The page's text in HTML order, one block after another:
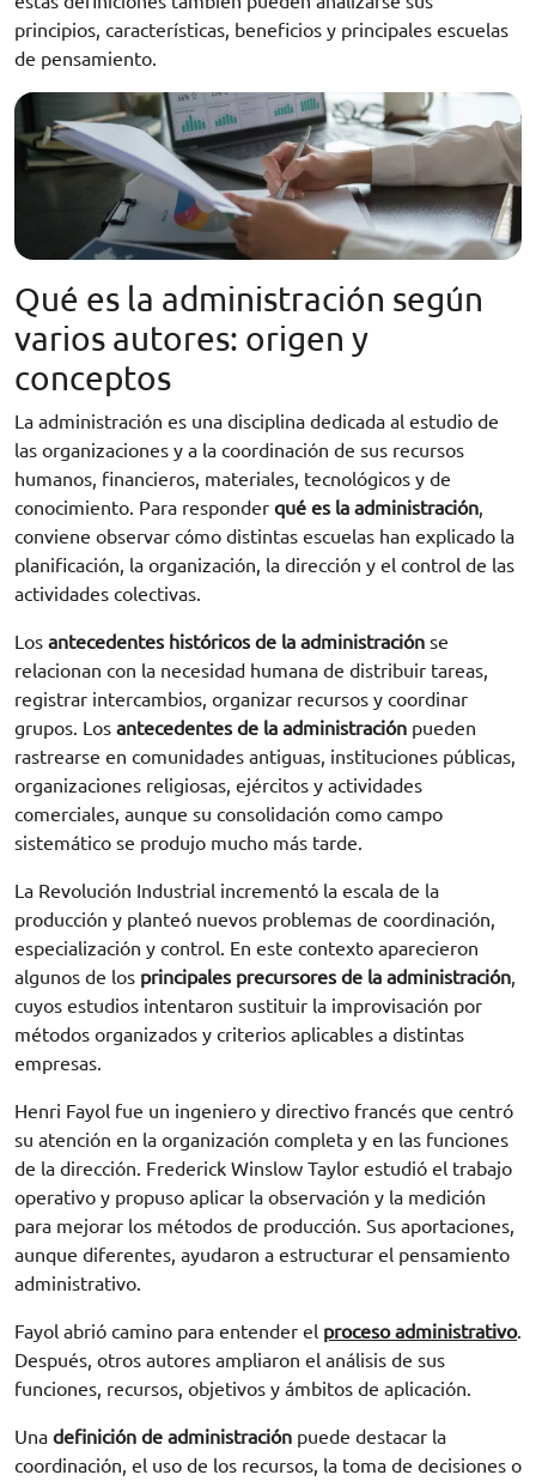
principios, características, beneficios y principales escuelas
de pensamiento.
Qué es la administración según
varios autores: origen y
conceptos
La administración es una disciplina dedicada al estudio de
las organizaciones y a la coordinación de sus recursos
humanos, financieros, materiales, tecnológicos y de
conocimiento. Para responder qué es la administración,
conviene observar cómo distintas escuelas han explicado la
planificación, la organización, la dirección y el control de las
actividades colectivas.
Los antecedentes históricos de la administración se
relacionan con la necesidad humana de distribuir tareas,
registrar intercambios, organizar recursos y coordinar
grupos. Los antecedentes de la administración pueden
rastrearse en comunidades antiguas, instituciones públicas,
organizaciones religiosas, ejércitos y actividades
comerciales, aunque su consolidación como campo
sistemático se produjo mucho más tarde.
La Revolución Industrial incrementó la escala de la
producción y planteó nuevos problemas de coordinación,
especialización y control. En este contexto aparecieron
algunos de los principales precursores de la administración,
cuyos estudios intentaron sustituir la improvisación por
métodos organizados y criterios aplicables a distintas
empresas.
Henri Fayol fue un ingeniero y directivo francés que centró
su atención en la organización completa y en las funciones
de la dirección. Frederick Winslow Taylor estudió el trabajo
operativo y propuso aplicar la observación y la medición
para mejorar los métodos de producción. Sus aportaciones,
aunque diferentes, ayudaron a estructurar el pensamiento
administrativo.
Fayol abrió camino para entender el proceso administrativo.
Después, otros autores ampliaron el análisis de sus
funciones, recursos, objetivos y ámbitos de aplicación.
Una definición de administración puede destacar la
coordinación, el uso de los recursos, la toma de decisiones o